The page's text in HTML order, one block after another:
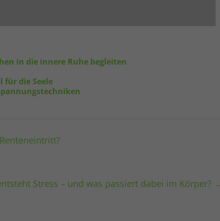
in die innere Ruhe begleiten
für die Seele
Stress – und was passiert dabei im Körper?